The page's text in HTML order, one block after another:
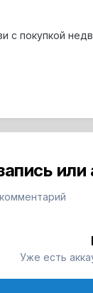
с покупкой
или
Уже есть